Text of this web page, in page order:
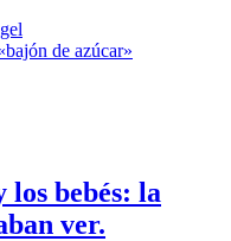
de azúcar»
los bebés: la
ver.